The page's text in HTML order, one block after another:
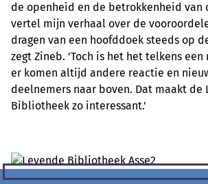
de openheid en de betrokkenheid van
vertel mijn verhaal over de
dragen van een hoofddoek steeds op
zegt Zineb. 'Toch is het het telkens een
er komen altijd andere reactie en
deelnemers naar boven. Dat maakt de
Bibliotheek zo interessant.'